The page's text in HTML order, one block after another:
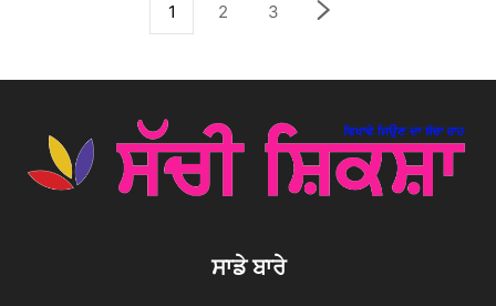
1 2 3
ਸਾਡੇ ਬਾਰੇ